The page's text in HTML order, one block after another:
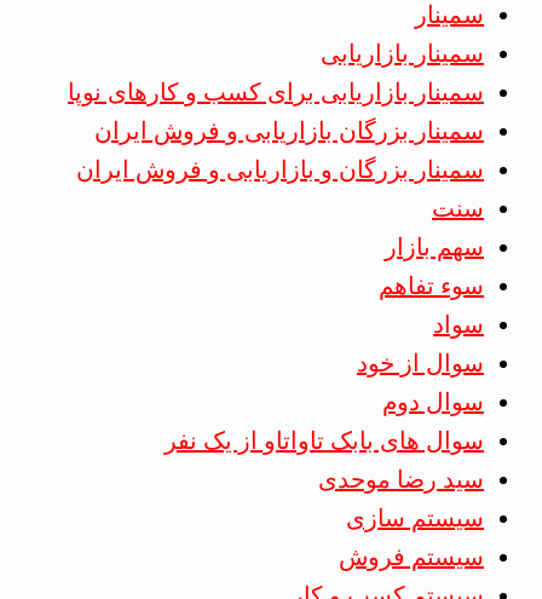
سمینار
سمینار بازاریابی
سمینار بازاریابی برای کسب و کارهای نوپا
سمینار بزرگان بازاریابی و فروش ایران
سمینار بزرگان و بازاریابی و فروش ایران
سنت
سهم بازار
سوء تفاهم
سواد
سوال از خود
سوال دوم
سوال های بابک تاواتاو از یک نفر
سید رضا موحدی
سیستم سازی
سیستم فروش